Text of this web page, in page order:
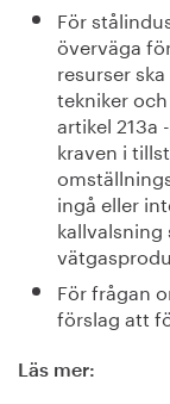
För
överväga
resurser
tekniker
artikel 213a
kraven i
ingå eller
kallvalsning
För frågan
förslag att
Läs mer: